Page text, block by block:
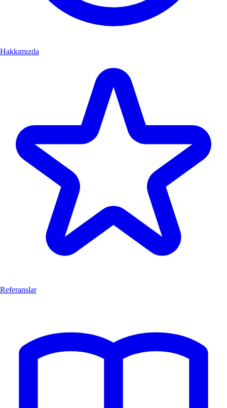
Hakkımızda
Referanslar